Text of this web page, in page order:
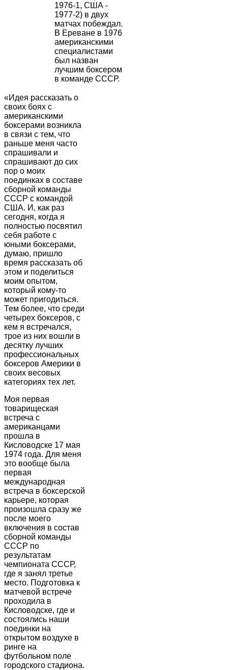
1976-1, США -
1977-2) в двух
матчах побеждал.
В Ереване в 1976
американскими
специалистами
был назван
лучшим боксером
в команде СССР.
«Идея рассказать о
своих боях с
американскими
боксерами возникла
в связи с тем, что
раньше меня часто
спрашивали и
спрашивают до сих
пор о моих
поединках в составе
сборной команды
СССР с командой
США. И, как раз
сегодня, когда я
полностью посвятил
себя работе с
юными боксерами,
думаю, пришло
время рассказать об
этом и поделиться
моим опытом,
который кому-то
может пригодиться.
Тем более, что среди
четырех боксеров, с
кем я встречался,
трое из них вошли в
десятку лучших
профессиональных
боксеров Америки в
своих весовых
категориях тех лет.
Моя первая
товарищеская
встреча с
американцами
прошла в
Кисловодске 17 мая
1974 года. Для меня
это вообще была
первая
международная
встреча в боксерской
карьере, которая
произошла сразу же
после моего
включения в состав
сборной команды
СССР по
результатам
чемпионата СССР,
где я занял третье
место. Подготовка к
матчевой встрече
проходила в
Кисловодске, где и
состоялись наши
поединки на
открытом воздухе в
ринге на
футбольном поле
городского стадиона.